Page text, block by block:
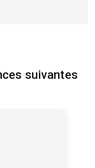
suivantes